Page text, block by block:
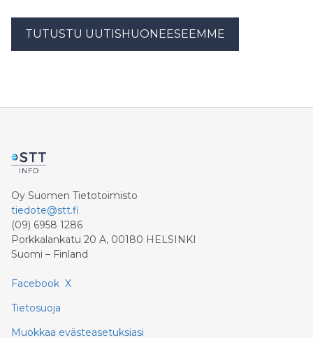
TUTUSTU UUTISHUONEESEEMME
Oy Suomen Tietotoimisto
tiedote@stt.fi
(09) 6958 1286
Porkkalankatu 20 A, 00180 HELSINKI
Suomi – Finland
Facebook X
Tietosuoja
Muokkaa evästeasetuksiasi